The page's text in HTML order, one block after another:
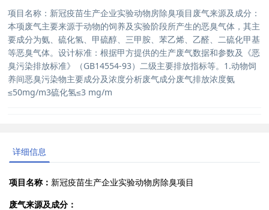
项目名称：新冠疫苗生产企业实验动物房除臭项目废气来源及成分：
本项废气主要来源于动物的饲养及实验阶段所产生的恶臭气体，其主
要成分为氨、硫化氢、甲硫醇、三甲胺、苯乙烯、乙醛、二硫化甲基
等恶臭气体。设计标准：根据甲方提供的生产废气数据和参数及《恶
臭污染排放标准》（GB14554-93）二级主要排放指标等。1.动物饲
养间恶臭污染物主要成分及浓度分析废气成分废气排放浓度氨
≤50mg/m3硫化氢≤3 mg/m
详细信息
项目名称： 新冠疫苗生产企业实验动物房除臭项目
废气来源及成分：